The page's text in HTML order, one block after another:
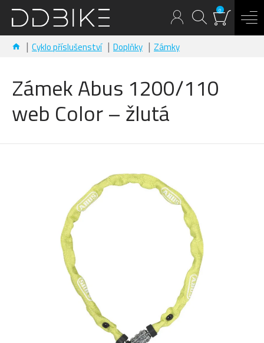
0
Cyklo příslušenství Doplňky Zámky
Zámek Abus 1200/110
web Color – žlutá